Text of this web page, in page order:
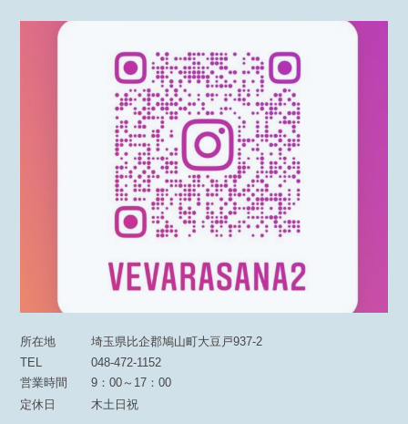
所在地
埼玉県比企郡鳩山町大豆戸937-2
TEL
048-472-1152
営業時間
9：00～17：00
定休日
木土日祝